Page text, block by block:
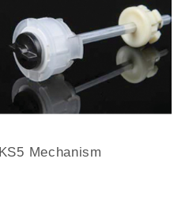
KS5 Mechanism